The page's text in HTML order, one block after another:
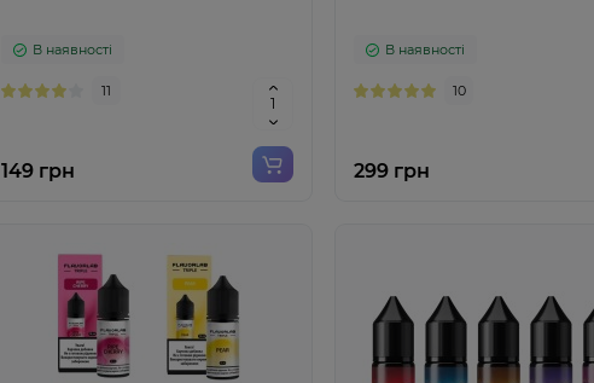
В наявності
11
149 грн
В наявності
10
299 грн